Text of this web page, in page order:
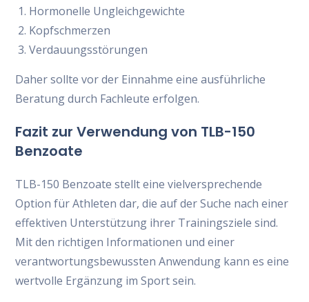
Hormonelle Ungleichgewichte
Kopfschmerzen
Verdauungsstörungen
Daher sollte vor der Einnahme eine ausführliche
Beratung durch Fachleute erfolgen.
Fazit zur Verwendung von TLB-150
Benzoate
TLB-150 Benzoate stellt eine vielversprechende
Option für Athleten dar, die auf der Suche nach einer
effektiven Unterstützung ihrer Trainingsziele sind.
Mit den richtigen Informationen und einer
verantwortungsbewussten Anwendung kann es eine
wertvolle Ergänzung im Sport sein.